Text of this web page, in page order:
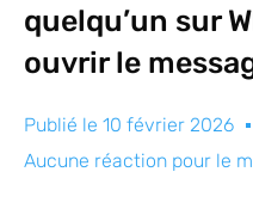
quelqu’un sur
ouvrir le
Publié le 10 février 2026
Aucune réaction pour le